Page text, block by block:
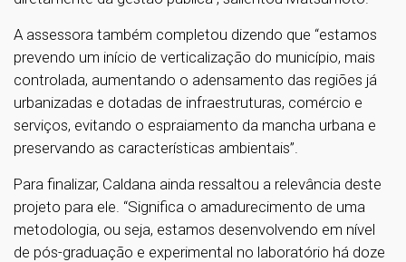
A assessora também completou dizendo que “estamos
prevendo um início de verticalização do município, mais
controlada, aumentando o adensamento das regiões já
urbanizadas e dotadas de infraestruturas, comércio e
serviços, evitando o espraiamento da mancha urbana e
preservando as características ambientais”.
Para finalizar, Caldana ainda ressaltou a relevância deste
projeto para ele. “Significa o amadurecimento de uma
metodologia, ou seja, estamos desenvolvendo em nível
de pós-graduação e experimental no laboratório há doze